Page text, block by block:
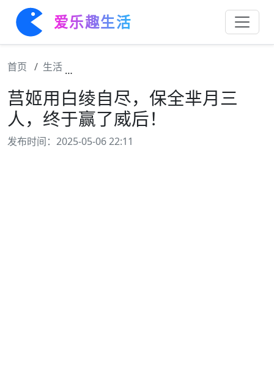
爱乐趣生活
首页 生活
莒姬用白绫自尽，保全芈月三
人，终于赢了威后！
发布时间：2025-05-06 22:11